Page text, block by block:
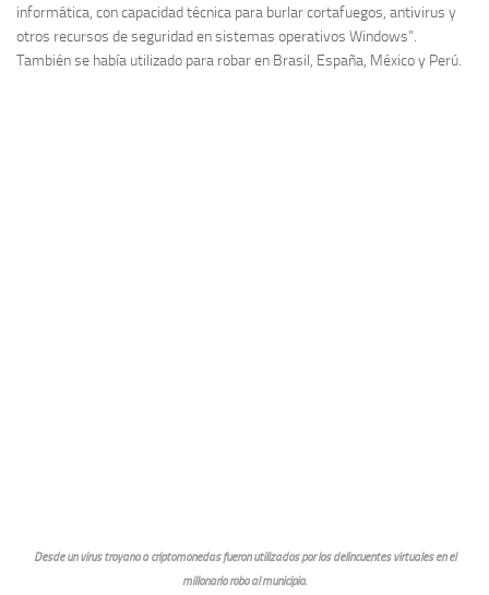
informática, con capacidad técnica para burlar cortafuegos, antivirus y
otros recursos de seguridad en sistemas operativos Windows”.
También se había utilizado para robar en Brasil, España, México y Perú.
Desde un virus troyano a criptomonedas fueron utilizados por los delincuentes virtuales en el
millonario robo al municipio.